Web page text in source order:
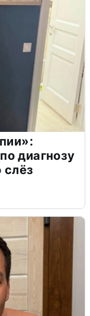
диагнозу
слёз